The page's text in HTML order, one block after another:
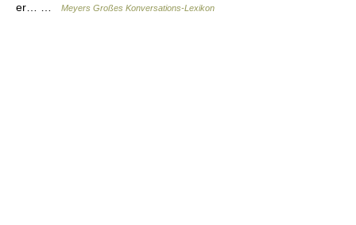
er… …
Meyers Großes Konversations-Lexikon